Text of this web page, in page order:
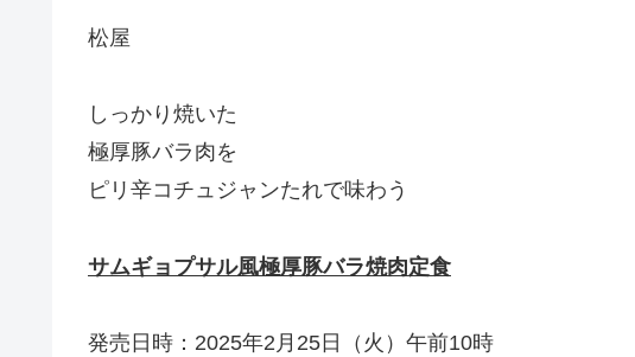
松屋
しっかり焼いた
極厚豚バラ肉を
ピリ辛コチュジャンたれで味わう
サムギョプサル風極厚豚バラ焼肉定食
発売日時：2025年2月25日（火）午前10時